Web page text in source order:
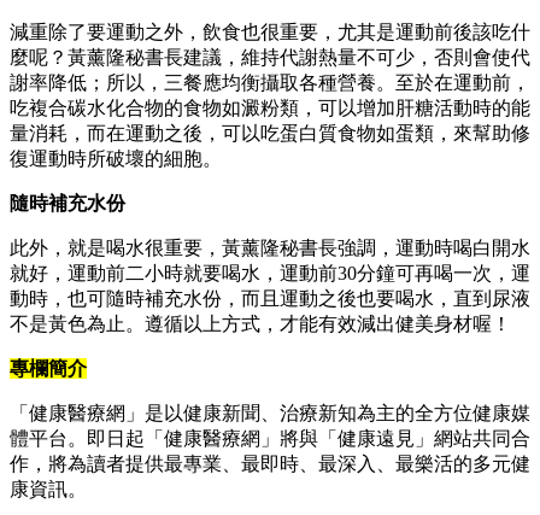
減重除了要運動之外，飲食也很重要，尤其是運動前後該吃什
麼呢？黃薰隆秘書長建議，維持代謝熱量不可少，否則會使代
謝率降低；所以，三餐應均衡攝取各種營養。至於在運動前，
吃複合碳水化合物的食物如澱粉類，可以增加肝糖活動時的能
量消耗，而在運動之後，可以吃蛋白質食物如蛋類，來幫助修
復運動時所破壞的細胞。
隨時補充水份
此外，就是喝水很重要，黃薰隆秘書長強調，運動時喝白開水
就好，運動前二小時就要喝水，運動前30分鐘可再喝一次，運
動時，也可隨時補充水份，而且運動之後也要喝水，直到尿液
不是黃色為止。遵循以上方式，才能有效減出健美身材喔！
專欄簡介
「健康醫療網」是以健康新聞、治療新知為主的全方位健康媒
體平台。即日起「健康醫療網」將與「健康遠見」網站共同合
作，將為讀者提供最專業、最即時、最深入、最樂活的多元健
康資訊。